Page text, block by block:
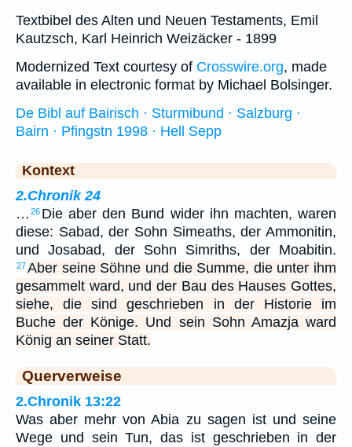
Textbibel des Alten und Neuen Testaments, Emil
Kautzsch, Karl Heinrich Weizäcker - 1899
Modernized Text courtesy of Crosswire.org, made
available in electronic format by Michael Bolsinger.
De Bibl auf Bairisch · Sturmibund · Salzburg ·
Bairn · Pfingstn 1998 · Hell Sepp
Kontext
2.Chronik 24
… 26 Die aber den Bund wider ihn machten, waren
diese: Sabad, der Sohn Simeaths, der Ammonitin,
und Josabad, der Sohn Simriths, der Moabitin.
27Aber seine Söhne und die Summe, die unter ihm
gesammelt ward, und der Bau des Hauses Gottes,
siehe, die sind geschrieben in der Historie im
Buche der Könige. Und sein Sohn Amazja ward
König an seiner Statt.
Querverweise
2.Chronik 13:22
Was aber mehr von Abia zu sagen ist und seine
Wege und sein Tun, das ist geschrieben in der